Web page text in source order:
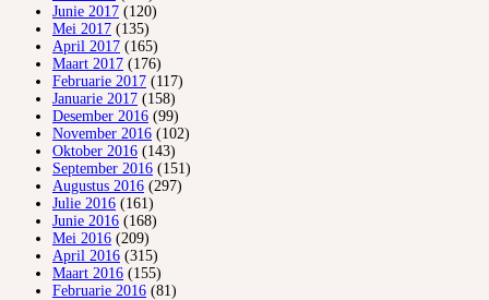
Junie 2017 (120)
Mei 2017 (135)
April 2017 (165)
Maart 2017 (176)
Februarie 2017 (117)
Januarie 2017 (158)
Desember 2016 (99)
November 2016 (102)
Oktober 2016 (143)
September 2016 (151)
Augustus 2016 (297)
Julie 2016 (161)
Junie 2016 (168)
Mei 2016 (209)
April 2016 (315)
Maart 2016 (155)
Februarie 2016 (81)